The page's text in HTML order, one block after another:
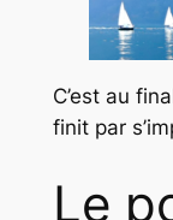
C’est au
finit par
Le